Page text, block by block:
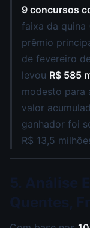
9 concursos
faixa da quina
prêmio
de fevereiro
levou R$ 585
modesto para
valor
ganhador foi
R$ 13,5